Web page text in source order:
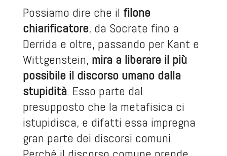
Possiamo dire che il filone
chiarificatore, da Socrate fino a
Derrida e oltre, passando per Kant e
Wittgenstein, mira a liberare il più
possibile il discorso umano dalla
stupidità. Esso parte dal
presupposto che la metafisica ci
istupidisca, e difatti essa impregna
gran parte dei discorsi comuni.